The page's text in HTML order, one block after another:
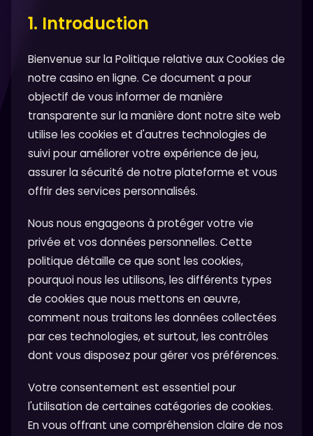
1. Introduction
Bienvenue sur la Politique relative aux Cookies de
notre casino en ligne. Ce document a pour
objectif de vous informer de manière
transparente sur la manière dont notre site web
utilise les cookies et d'autres technologies de
suivi pour améliorer votre expérience de jeu,
assurer la sécurité de notre plateforme et vous
offrir des services personnalisés.
Nous nous engageons à protéger votre vie
privée et vos données personnelles. Cette
politique détaille ce que sont les cookies,
pourquoi nous les utilisons, les différents types
de cookies que nous mettons en œuvre,
comment nous traitons les données collectées
par ces technologies, et surtout, les contrôles
dont vous disposez pour gérer vos préférences.
Votre consentement est essentiel pour
l'utilisation de certaines catégories de cookies.
En vous offrant une compréhension claire de nos